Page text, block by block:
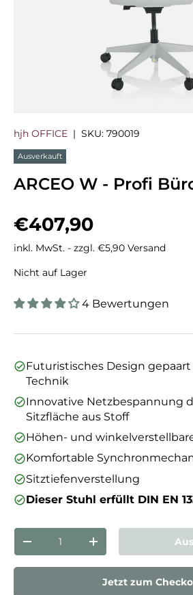
hjh OFFICE | SKU: 790019
Ausverkauft
ARCEO W - Profi
Normaler Preis
€407,90
inkl. MwSt. - zzgl. €5,90 Versand
Nicht auf Lager
4 Bewertungen
Futuristisches Design
Technik
Innovative Netzbespannung
Sitzfläche aus Stoff
Höhen- und
Komfortable
Sitztiefenverstellung
Dieser Stuhl erfüllt DIN EN
Anzahl
Menge verringernMenge erhöhen
Jetzt zum